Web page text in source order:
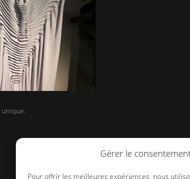
Gérer le
Pour offrir les meilleures expériences, nous